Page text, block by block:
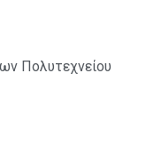
Πολυτεχνείου